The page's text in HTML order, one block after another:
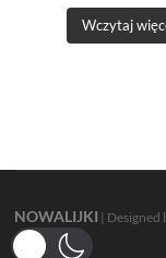
Wczytaj
NOWALIJKI | Designed
reserved